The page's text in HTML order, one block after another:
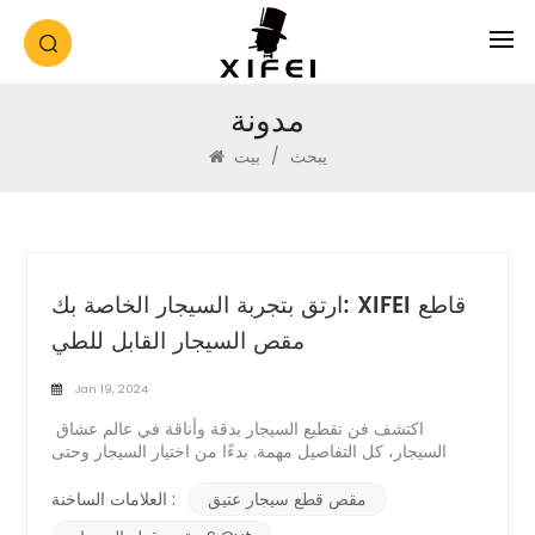
مدونة
/ يبحث
ارتق بتجربة السيجار الخاصة بك: XIFEI قاطع
مقص السيجار القابل للطي
Jan 19, 2024
اكتشف فن تقطيع السيجار بدقة وأناقة في عالم عشاق
السيجار، كل التفاصيل مهمة. بدءًا من اختيار السيجار وحتى
شيفي مقص سيجار قابل للطي تجسد القاطع المزيج المثالي
العلامات الساخنة :
مقص قطع سيجار عتيق